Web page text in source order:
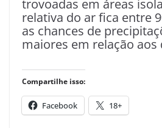
trovoadas em áreas
relativa do ar fica entre
as chances de
maiores em relação aos
Compartilhe isso:
Facebook 18+